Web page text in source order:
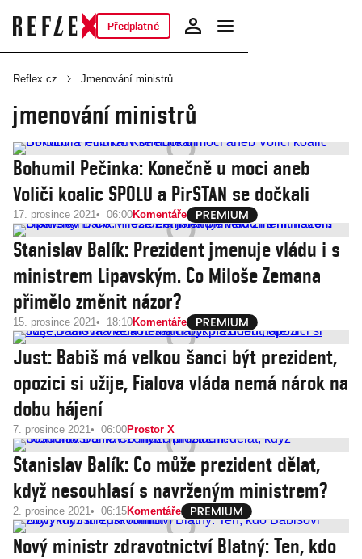
Předplatné
Reflex.cz Jmenování ministrů
jmenování ministrů
Bohumil Pečinka: Konečně u moci aneb
Voliči koalic SPOLU a PirSTAN se dočkali
17. prosince 2021 06:00Komentáře
Stanislav Balík: Prezident jmenuje vládu i s
ministrem Lipavským. Co Miloše Zemana
přimělo změnit názor?
15. prosince 2021 18:10Komentáře
Just: Babiš má velkou šanci být prezident,
opozici si užije, Fialova vláda nemá nárok na
dobu hájení
7. prosince 2021 06:00Prostor X
Stanislav Balík: Co může prezident dělat,
když nesouhlasí s navrženým ministrem?
2. prosince 2021 06:15Komentáře
Nový ministr zdravotnictví Blatný: Ten, kdo